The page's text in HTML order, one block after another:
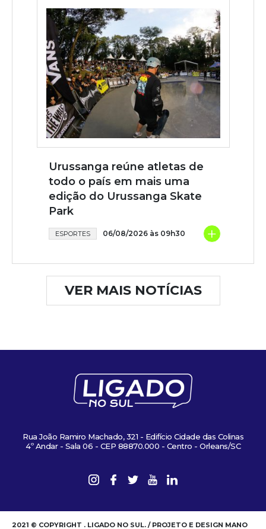
Urussanga reúne atletas de
todo o país em mais uma
edição do Urussanga Skate
Park
ESPORTES 06/08/2026 às 09h30 +
VER MAIS NOTÍCIAS
Rua João Ramiro Machado, 321 - Edifício Cidade das Colinas
4º Andar - Sala 06 - CEP 88870.000 - Centro - Orleans/SC
2021 © COPYRIGHT . LIGADO NO SUL. / PROJETO E DESIGN MANO